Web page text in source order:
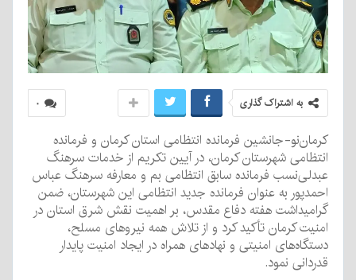
۰ به اشتراک گذاری
کرمان‌نو-جانشین فرمانده انتظامی استان کرمان و فرمانده
انتظامی شهرستان کرمان، در آیین تکریم از خدمات سرهنگ
عبدلی‌نسب فرمانده سابق انتظامی بم و معارفه سرهنگ عباس
احمدپور به عنوان فرمانده جدید انتظامی این شهرستان، ضمن
گرامیداشت هفته دفاع مقدس، بر اهمیت نقش شرق استان در
امنیت کرمان تأکید کرد و از تلاش همه نیروهای مسلح،
دستگاه‌های امنیتی و نهادهای همراه در ایجاد امنیت پایدار
قدردانی نمود.